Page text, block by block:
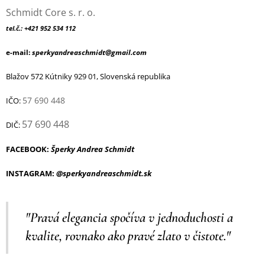
Schmidt Core s. r. o.
tel.č.: +421 952 534 112
e-mail: sperkyandreaschmidt@gmail.com
Blažov 572 Kútniky 929 01, Slovenská republika
IČO: 57 690 448
DIČ: 57 690 448
FACEBOOK: Šperky Andrea Schmidt
INSTAGRAM: @sperkyandreaschmidt.sk
"Pravá elegancia spočíva v jednoduchosti a
kvalite, rovnako ako pravé zlato v čistote."